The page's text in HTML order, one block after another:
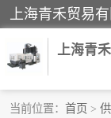
上海青
当前位置： 首页 >